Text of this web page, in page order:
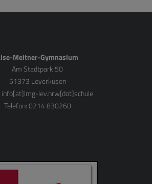
Meitner-Gymnasium
Am Stadtpark 50
51373 Leverkusen
info[at]lmg-lev.nrw[dot]schule
Telefon: 0214 830260